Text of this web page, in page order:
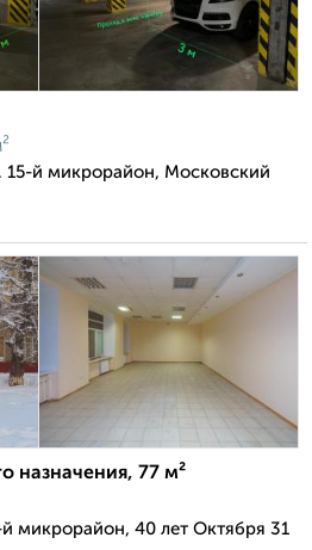
15-й микрорайон, Московский
назначения, 77 м²
микрорайон, 40 лет Октября 31